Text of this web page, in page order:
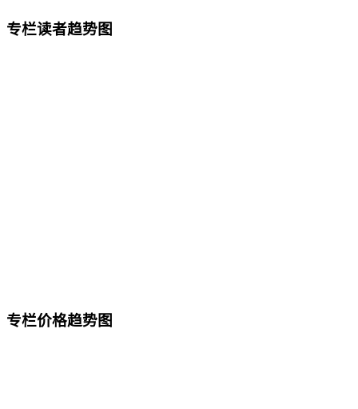
专栏读者趋势图
专栏价格趋势图